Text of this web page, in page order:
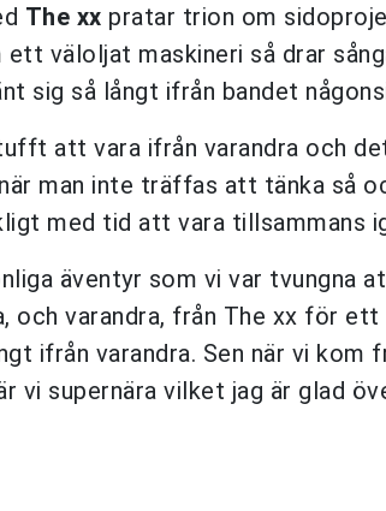
The xx pratar trion om
väloljat maskineri så drar
sig så långt ifrån bandet
att vara ifrån varandra och
man inte träffas att tänka så
med tid att vara tillsammans
äventyr som vi var tvungna
och varandra, från The xx för
ifrån varandra. Sen när vi
vi supernära vilket jag är glad